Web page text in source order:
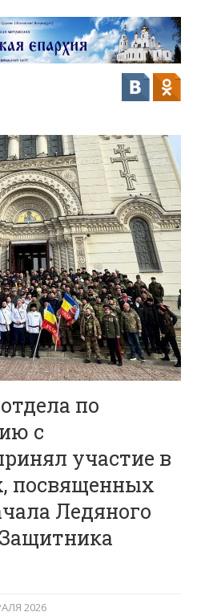
по
с
участие в
посвященных
Ледяного
2026